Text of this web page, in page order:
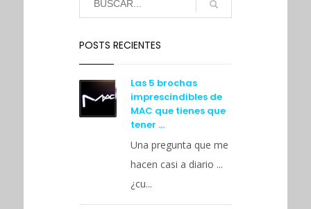
POSTS RECIENTES
Las 5 brochas
imprescindibles de
MAC que tienes que
tener …
Una pregunta que me
hacen casi a diario ...
¿cu...